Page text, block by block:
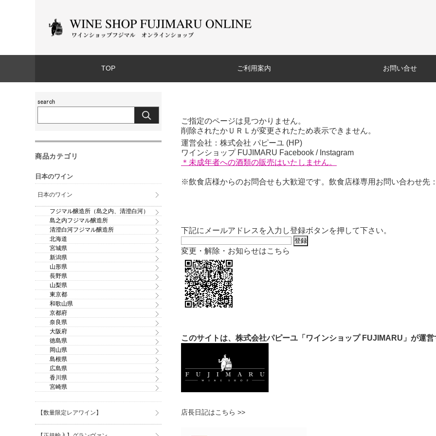
TOP ご利用案内 お問い合せ
ご指定のページは見つかりません。
削除されたかＵＲＬが変更されたため表示できません。
運営会社：株式会社 パピーユ (HP)
ワインショップ FUJIMARU Facebook / Instagram
＊未成年者への酒類の販売はいたしません。
※飲食店様からのお問合せも大歓迎です。飲食店様専用お問い合わせ先
商品カテゴリ
日本のワイン
日本のワイン
フジマル醸造所（島之内、清澄白河）
島之内フジマル醸造所
清澄白河フジマル醸造所
北海道
宮城県
新潟県
山形県
長野県
山梨県
東京都
和歌山県
京都府
奈良県
大阪府
徳島県
岡山県
島根県
広島県
香川県
宮崎県
【数量限定レアワイン】
下記にメールアドレスを入力し登録ボタンを押して下さい。
変更・解除・お知らせはこちら
このサイトは、株式会社パピーユ「ワインショップ FUJIMARU」が運営
店長日記はこちら >>